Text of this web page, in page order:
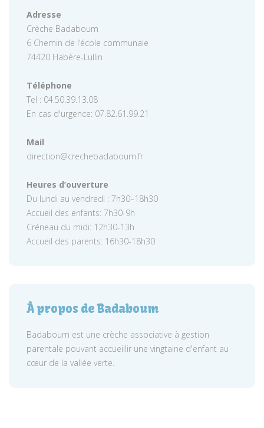
Adresse
Crèche Badaboum
6 Chemin de l’école communale
74420 Habère-Lullin
Téléphone
Tel : 04.50.39.13.08
En cas d'urgence: 07.82.61.99.21
Mail
direction@crechebadaboum.fr
Heures d’ouverture
Du lundi au vendredi : 7h30–18h30
Accueil des enfants: 7h30-9h
Créneau du midi: 12h30-13h
Accueil des parents: 16h30-18h30
À propos de Badaboum
Badaboum est une crèche associative à gestion
parentale pouvant accueillir une vingtaine d'enfant au
cœur de la vallée verte.